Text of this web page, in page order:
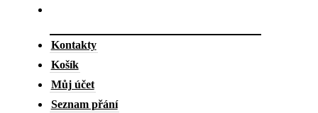
Kontakty
Košík
Můj účet
Seznam přání